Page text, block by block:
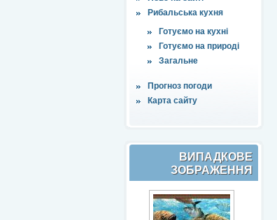
Рибальська кухня
Готуємо на кухні
Готуємо на природі
Загальне
Прогноз погоди
Карта сайту
ВИПАДКОВЕ
ЗОБРАЖЕННЯ